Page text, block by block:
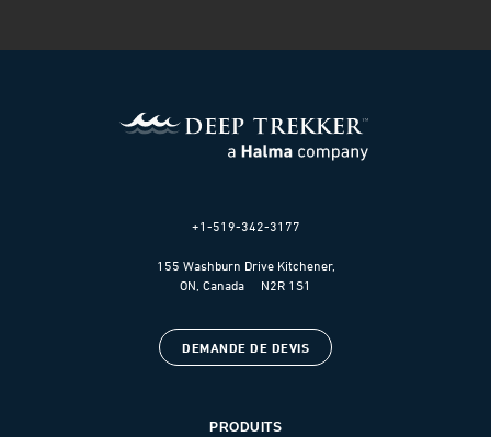
+1-519-342-3177
155 Washburn Drive Kitchener,
ON, Canada N2R 1S1
DEMANDE DE DEVIS
PRODUITS